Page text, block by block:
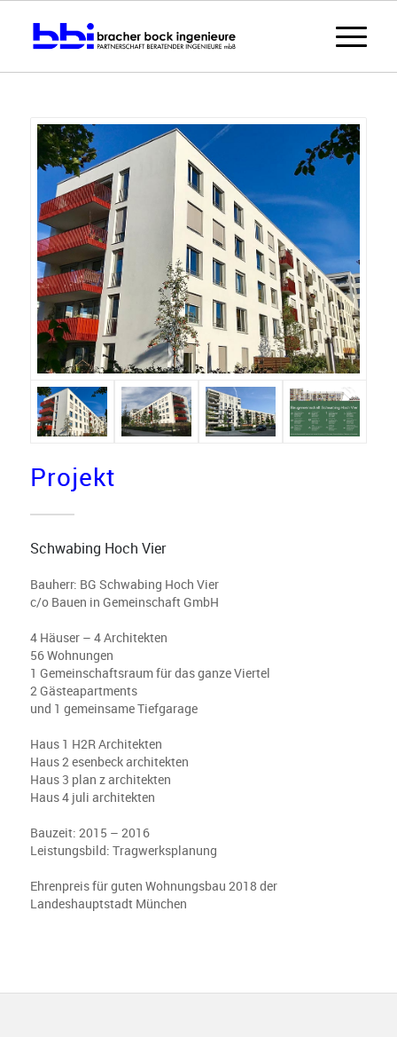
Projekt
Schwabing Hoch Vier
Bauherr: BG Schwabing Hoch Vier
c/o Bauen in Gemeinschaft GmbH
4 Häuser – 4 Architekten
56 Wohnungen
1 Gemeinschaftsraum für das ganze Viertel
2 Gästeapartments
und 1 gemeinsame Tiefgarage
Haus 1 H2R Architekten
Haus 2 esenbeck architekten
Haus 3 plan z architekten
Haus 4 juli architekten
Bauzeit: 2015 – 2016
Leistungsbild: Tragwerksplanung
Ehrenpreis für guten Wohnungsbau 2018 der
Landeshauptstadt München